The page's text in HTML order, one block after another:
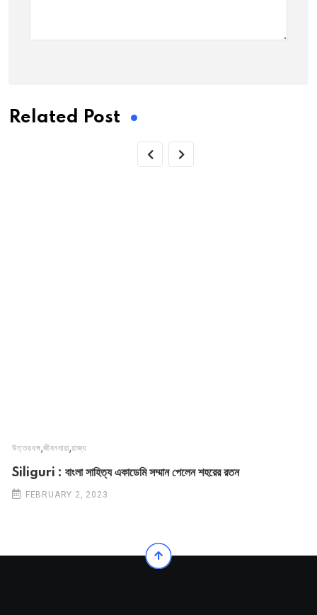
Related Post
উত্তরবঙ্গ,জীবনধারা,রাজ্য
Siliguri : বাংলা সাহিত্য একাডেমি সম্মান পেলেন শহরের রতন
FEBRUARY 2, 2023